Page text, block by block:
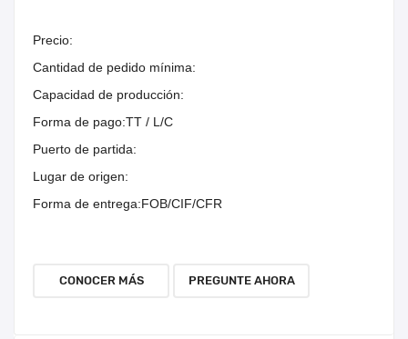
Precio:
Cantidad de pedido mínima:
Capacidad de producción:
Forma de pago:TT / L/C
Puerto de partida:
Lugar de origen:
Forma de entrega:FOB/CIF/CFR
CONOCER MÁS PREGUNTE AHORA